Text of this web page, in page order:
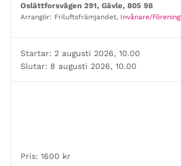
Oslättforsvägen 291, Gävle, 805 98
Arrangör: Friluftsfrämjandet, Invånare/Förening
Startar: 2 augusti 2026, 10.00
Slutar: 8 augusti 2026, 10.00
Pris: 1600 kr